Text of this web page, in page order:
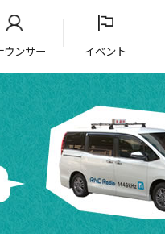
ウンサー イベント